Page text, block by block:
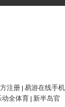
注册 易游在线手机
动全体育
新半岛官